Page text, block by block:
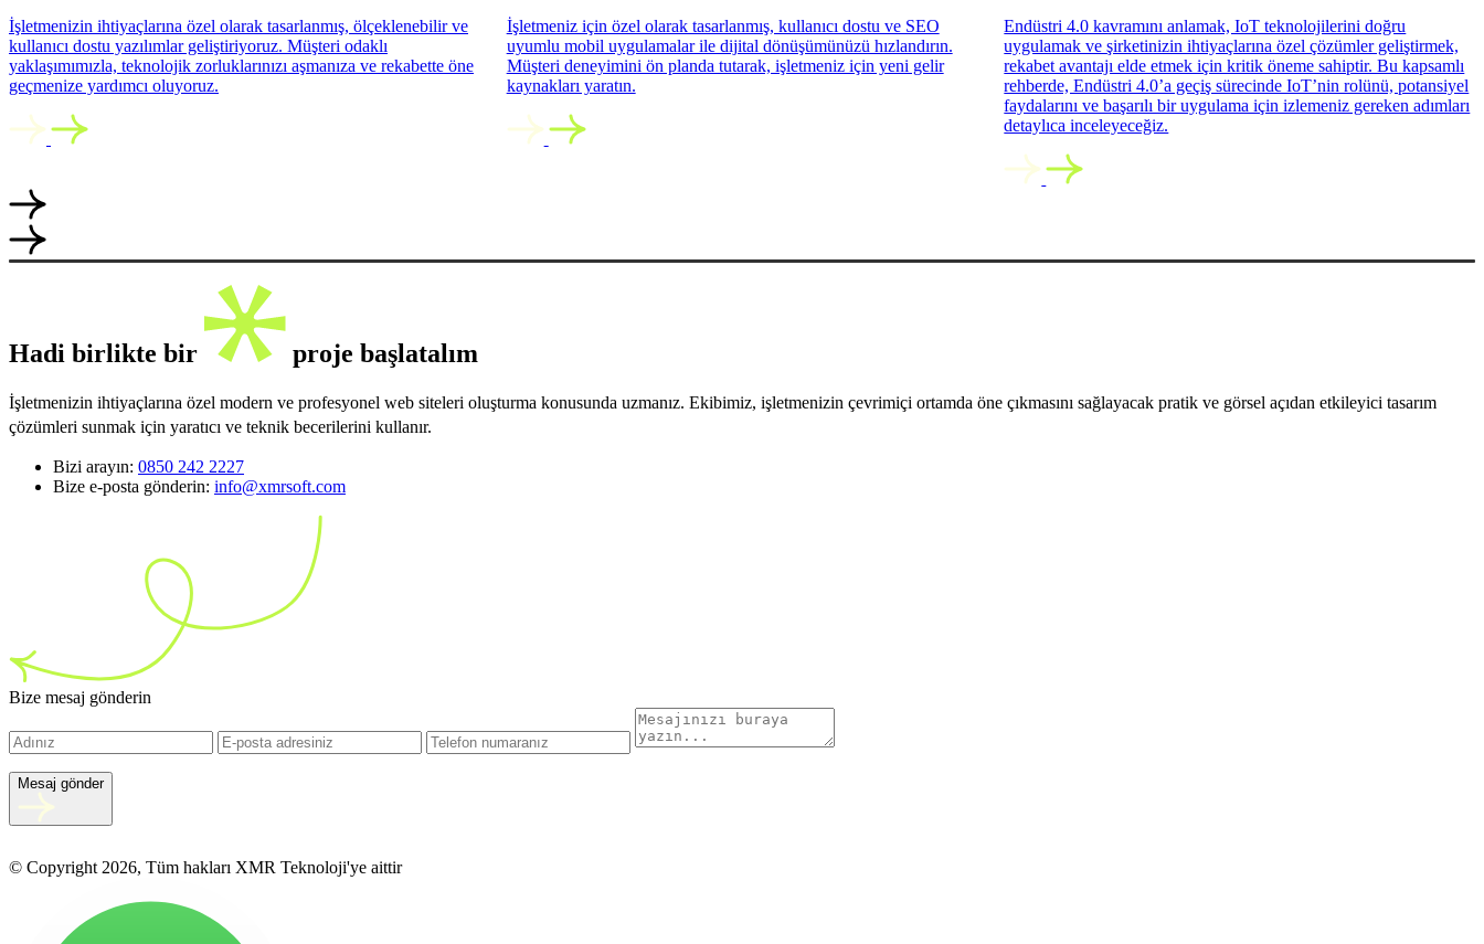
İşletmenizin ihtiyaçlarına özel olarak tasarlanmış, ölçeklenebilir ve
kullanıcı dostu yazılımlar geliştiriyoruz. Müşteri odaklı
yaklaşımımızla, teknolojik zorluklarınızı aşmanıza ve rekabette öne
geçmenize yardımcı oluyoruz.
İşletmeniz için özel olarak tasarlanmış, kullanıcı dostu ve SEO
uyumlu mobil uygulamalar ile dijital dönüşümünüzü hızlandırın.
Müşteri deneyimini ön planda tutarak, işletmeniz için yeni gelir
kaynakları yaratın.
Endüstri 4.0 kavramını anlamak, IoT teknolojilerini doğru
uygulamak ve şirketinizin ihtiyaçlarına özel çözümler geliştirmek,
rekabet avantajı elde etmek için kritik öneme sahiptir. Bu kapsamlı
rehberde, Endüstri 4.0’a geçiş sürecinde IoT’nin rolünü, potansiyel
faydalarını ve başarılı bir uygulama için izlemeniz gereken adımları
detaylıca inceleyeceğiz.
Hadi birlikte bir proje başlatalım
İşletmenizin ihtiyaçlarına özel modern ve profesyonel web siteleri oluşturma konusunda uzmanız. Ekibimiz, işletmenizin çevrimiçi ortamda öne çıkmasını sağlayacak pratik ve görsel açıdan etkileyici tasarım
çözümleri sunmak için yaratıcı ve teknik becerilerini kullanır.
Bizi arayın: 0850 242 2227
Bize e-posta gönderin: info@xmrsoft.com
Bize mesaj gönderin
Mesaj gönder
© Copyright 2026, Tüm hakları XMR Teknoloji'ye aittir